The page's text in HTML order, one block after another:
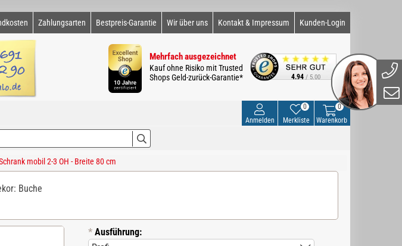
Zahlungsarten Bestpreis-Garantie Wir über uns Kontakt & Impressum Kunden-Login
Mehrfach ausgezeichnet
Kauf ohne Risiko mit Trusted
Shops Geld-zurück-Garantie*
4.94 / 5.00
0
Warenkorb
Merkliste
0
Anmelden
mobil 2-3 OH - Breite 80 cm
Buche
* Ausführung: